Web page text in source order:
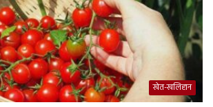
खेत-खलिहान